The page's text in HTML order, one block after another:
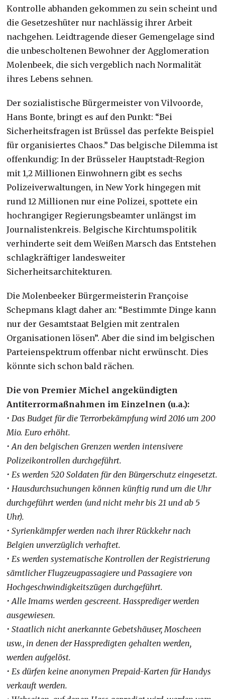
Kontrolle abhanden gekommen zu sein scheint und
die Gesetzeshüter nur nachlässig ihrer Arbeit
nachgehen. Leidtragende dieser Gemengelage sind
die unbescholtenen Bewohner der Agglomeration
Molenbeek, die sich vergeblich nach Normalität
ihres Lebens sehnen.
Der sozialistische Bürgermeister von Vilvoorde,
Hans Bonte, bringt es auf den Punkt: “Bei
Sicherheitsfragen ist Brüssel das perfekte Beispiel
für organisiertes Chaos.” Das belgische Dilemma ist
offenkundig: In der Brüsseler Hauptstadt-Region
mit 1,2 Millionen Einwohnern gibt es sechs
Polizeiverwaltungen, in New York hingegen mit
rund 12 Millionen nur eine Polizei, spottete ein
hochrangiger Regierungsbeamter unlängst im
Journalistenkreis. Belgische Kirchtumspolitik
verhinderte seit dem Weißen Marsch das Entstehen
schlagkräftiger landesweiter
Sicherheitsarchitekturen.
Die Molenbeeker Bürgermeisterin Françoise
Schepmans klagt daher an: “Bestimmte Dinge kann
nur der Gesamtstaat Belgien mit zentralen
Organisationen lösen”. Aber die sind im belgischen
Parteienspektrum offenbar nicht erwünscht. Dies
könnte sich schon bald rächen.
Die von Premier Michel angekündigten
Antiterrormaßnahmen im Einzelnen (u.a.):
• Das Budget für die Terrorbekämpfung wird 2016 um 200
Mio. Euro erhöht.
• An den belgischen Grenzen werden intensivere
Polizeikontrollen durchgeführt.
• Es werden 520 Soldaten für den Bürgerschutz eingesetzt.
• Hausdurchsuchungen können künftig rund um die Uhr
durchgeführt werden (und nicht mehr bis 21 und ab 5
Uhr).
• Syrienkämpfer werden nach ihrer Rückkehr nach
Belgien unverzüglich verhaftet.
• Es werden systematische Kontrollen der Registrierung
sämtlicher Flugzeugpassagiere und Passagiere von
Hochgeschwindigkeitszügen durchgeführt.
• Alle Imams werden gescreent. Hassprediger werden
ausgewiesen.
• Staatlich nicht anerkannte Gebetshäuser, Moscheen
usw., in denen der Hasspredigten gehalten werden,
werden aufgelöst.
• Es dürfen keine anonymen Prepaid-Karten für Handys
verkauft werden.